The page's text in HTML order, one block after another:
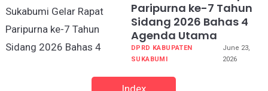
Paripurna ke-7 Tahun
Sidang 2026 Bahas 4
Agenda Utama
DPRD KABUPATEN
SUKABUMI
June 23,
2026